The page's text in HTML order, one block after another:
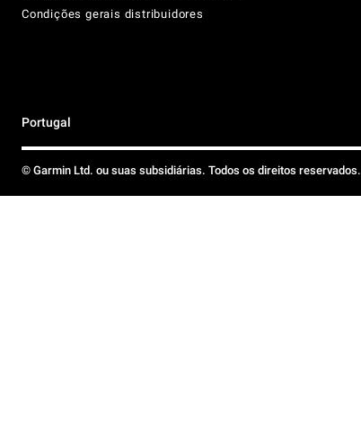
Condições gerais distribuidores
Portugal
© Garmin Ltd. ou suas subsidiárias. Todos os direitos reservados.